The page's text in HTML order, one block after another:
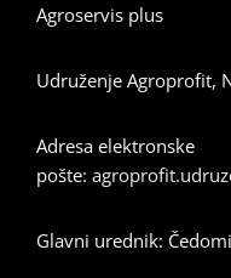
Agroservis plus
Udruženje Agroprofit,
Adresa elektronske
pošte:
Glavni urednik: